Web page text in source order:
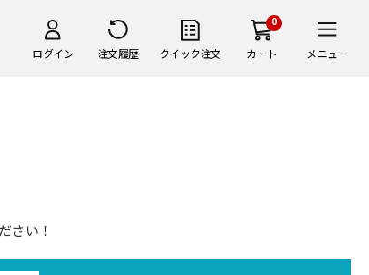
ログイン 注文履歴 クイック注文
0
カート メニュー
さい！